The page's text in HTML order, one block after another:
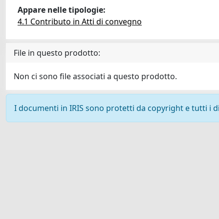
Appare nelle tipologie:
4.1 Contributo in Atti di convegno
File in questo prodotto:
Non ci sono file associati a questo prodotto.
I documenti in IRIS sono protetti da copyright e tutti i